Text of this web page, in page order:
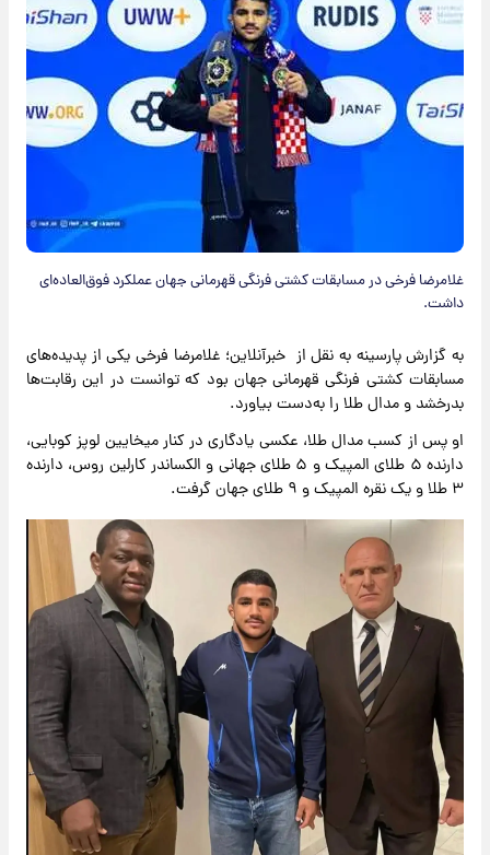
غلامرضا فرخی در مسابقات کشتی فرنگی قهرمانی جهان عملکرد فوق‌العاده‌ای
داشت.
به گزارش پارسینه به نقل از خبرآنلاین؛ غلامرضا فرخی یکی از پدیده‌های
مسابقات کشتی فرنگی قهرمانی جهان بود که توانست در این رقابت‌ها
بدرخشد و مدال طلا را به‌دست بیاورد.
او پس از کسب مدال طلا، عکسی یادگاری در کنار میخایین لوپز کوبایی،
دارنده ۵ طلای المپیک و ۵ طلای جهانی و الکساندر کارلین روس، دارنده
۳ طلا و یک نقره المپیک و ۹ طلای جهان گرفت.